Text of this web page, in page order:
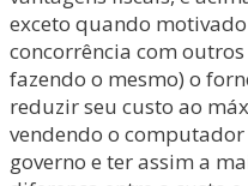
exceto quando
concorrência com
fazendo o mesmo) o
reduzir seu custo ao
vendendo o
governo e ter assim a